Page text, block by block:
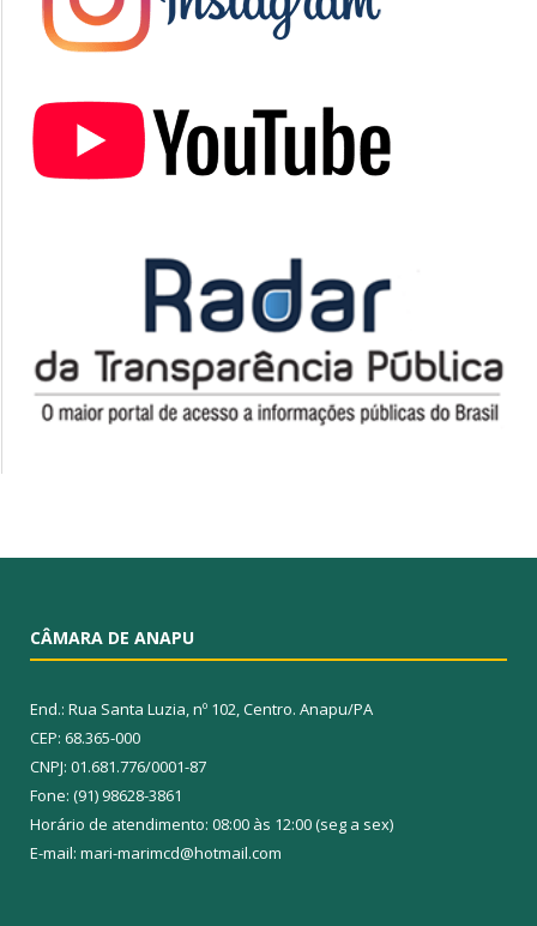
CÂMARA DE ANAPU
End.: Rua Santa Luzia, nº 102, Centro. Anapu/PA
CEP: 68.365-000
CNPJ: 01.681.776/0001-87
Fone: (91) 98628-3861
Horário de atendimento: 08:00 às 12:00 (seg a sex)
E-mail: mari-marimcd@hotmail.com